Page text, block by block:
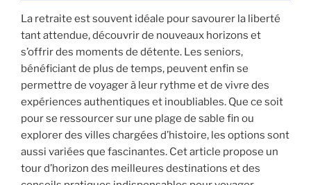
La retraite est souvent idéale pour savourer la liberté
tant attendue, découvrir de nouveaux horizons et
s’offrir des moments de détente. Les seniors,
bénéficiant de plus de temps, peuvent enfin se
permettre de voyager à leur rythme et de vivre des
expériences authentiques et inoubliables. Que ce soit
pour se ressourcer sur une plage de sable fin ou
explorer des villes chargées d’histoire, les options sont
aussi variées que fascinantes. Cet article propose un
tour d’horizon des meilleures destinations et des